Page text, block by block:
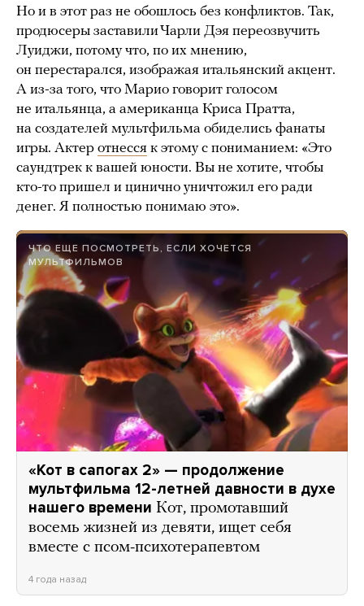
Но и в этот раз не обошлось без конфликтов. Так,
продюсеры заставили Чарли Дэя переозвучить
Луиджи, потому что, по их мнению,
он перестарался, изображая итальянский акцент.
А из-за того, что Марио говорит голосом
не итальянца, а американца Криса Пратта,
на создателей мультфильма обиделись фанаты
игры. Актер отнесся к этому с пониманием: «Это
саундтрек к вашей юности. Вы не хотите, чтобы
кто-то пришел и цинично уничтожил его ради
денег. Я полностью понимаю это».
ЧТО ЕЩЕ ПОСМОТРЕТЬ, ЕСЛИ ХОЧЕТСЯ
МУЛЬТФИЛЬМОВ
«Кот в сапогах 2» — продолжение
мультфильма 12-летней давности в духе
нашего времени Кот, промотавший
восемь жизней из девяти, ищет себя
вместе с псом-психотерапевтом
4 года назад